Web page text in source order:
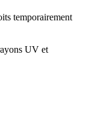
temporairement
UV et